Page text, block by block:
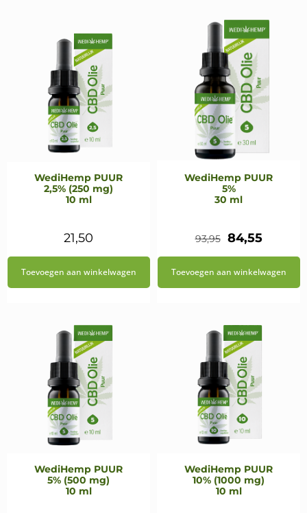
WediHemp PUUR
2,5% (250 mg)
10 ml
21,50
Toevoegen aan winkelwagen
WediHemp PUUR
5%
30 ml
93,95
prijs
84,55
prijs
is:
Toevoegen aan winkelwagen
WediHemp PUUR
5% (500 mg)
10 ml
WediHemp PUUR
10% (1000 mg)
10 ml